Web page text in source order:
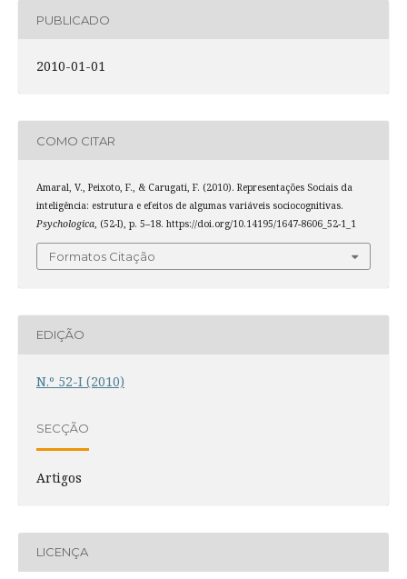
PUBLICADO
2010-01-01
COMO CITAR
Amaral, V., Peixoto, F., & Carugati, F. (2010). Representações Sociais da
inteligência: estrutura e efeitos de algumas variáveis sociocognitivas.
Psychologica, (52-I), p. 5–18. https://doi.org/10.14195/1647-8606_52-1_1
Formatos Citação
EDIÇÃO
N.º 52-I (2010)
SECÇÃO
Artigos
LICENÇA